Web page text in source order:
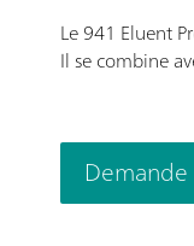
Le 941 Eluent
Il se combine